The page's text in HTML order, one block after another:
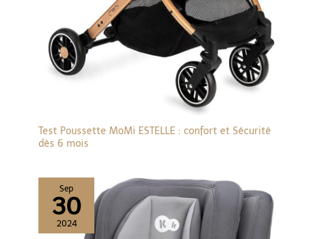
de bébé stimule la
curiosité et l'exploration.
Le panier de couchage
réversible favorise le lien
entre vous et votre bébé,
tandis que la verrière
réglable multi-angle
offre une protection
optimale contre les
mordant, votre tout-
petit reste confortable,
ce qui rend chaque
sortie confortable et
Test Poussette MoMi ESTELLE : confort et Sécurité
dès 6 mois
Sep
30
2024